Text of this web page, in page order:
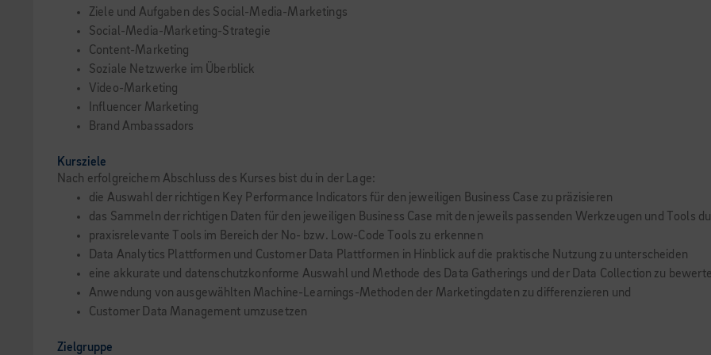
Ziele und Aufgaben des Social-Media-Marketings
Social-Media-Marketing-Strategie
Content-Marketing
Soziale Netzwerke im Überblick
Video-Marketing
Influencer Marketing
Brand Ambassadors
Kursziele
Nach erfolgreichem Abschluss des Kurses bist du in der Lage:
die Auswahl der richtigen Key Performance Indicators für den jeweiligen Business Case zu präzisieren
das Sammeln der richtigen Daten für den jeweiligen Business Case mit den jeweils passenden Werkzeugen und Tools
praxisrelevante Tools im Bereich der No- bzw. Low-Code Tools zu erkennen
Data Analytics Plattformen und Customer Data Plattformen in Hinblick auf die praktische Nutzung zu unterscheiden
eine akkurate und datenschutzkonforme Auswahl und Methode des Data Gatherings und der Data Collection zu
Anwendung von ausgewählten Machine-Learnings-Methoden der Marketingdaten zu differenzieren und
Customer Data Management umzusetzen
Zielgruppe